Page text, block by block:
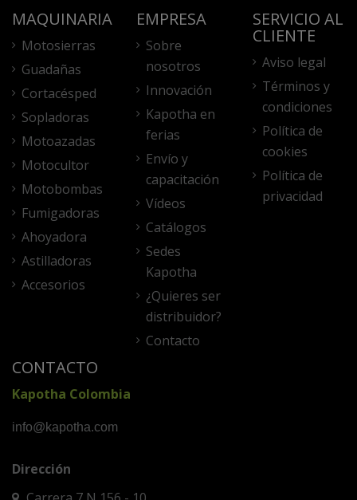
MAQUINARIA
Motosierras
Guadañas
Cortacésped
Sopladoras
Motoazadas
Motocultor
Motobombas
Fumigadoras
Ahoyadora
Astilladoras
Accesorios
EMPRESA
Sobre
nosotros
Innovación
Kapotha en
ferias
Envío y
capacitación
Vídeos
Catálogos
Sedes
Kapotha
¿Quieres ser
distribuidor?
Contacto
SERVICIO AL
CLIENTE
Aviso legal
Términos y
condiciones
Política de
cookies
Política de
privacidad
CONTACTO
Kapotha Colombia
info@kapotha.com
Dirección